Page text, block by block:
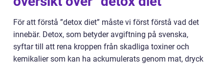
För att förstå ”detox diet” måste vi först förstå vad det
innebär. Detox, som betyder avgiftning på svenska,
syftar till att rena kroppen från skadliga toxiner och
kemikalier som kan ha ackumulerats genom mat, dryck